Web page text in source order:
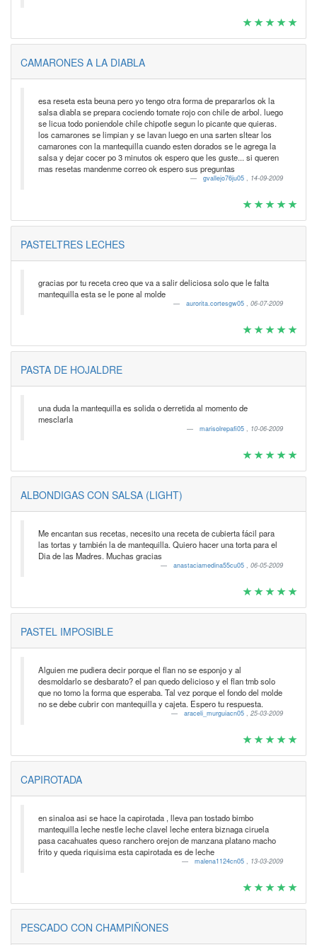
CAMARONES A LA DIABLA
esa reseta esta beuna pero yo tengo otra forma de prepararlos ok la
salsa diabla se prepara cociendo tomate rojo con chile de arbol. luego
se licua todo poniendole chile chipotle segun lo picante que quieras.
los camarones se limpian y se lavan luego en una sarten sltear los
camarones con la mantequilla cuando esten dorados se le agrega la
salsa y dejar cocer po 3 minutos ok espero que les guste... si queren
mas resetas mandenme correo ok espero sus preguntas
gvallejo76ju05 , 14-09-2009
PASTELTRES LECHES
gracias por tu receta creo que va a salir deliciosa solo que le falta
mantequilla esta se le pone al molde
aurorita.cortesgw05 , 06-07-2009
PASTA DE HOJALDRE
una duda la mantequilla es solida o derretida al momento de
mesclarla
marisolrepafi05 , 10-06-2009
ALBONDIGAS CON SALSA (LIGHT)
Me encantan sus recetas, necesito una receta de cubierta fácil para
las tortas y también la de mantequilla. Quiero hacer una torta para el
Dia de las Madres. Muchas gracias
anastaciamedina55cu05 , 06-05-2009
PASTEL IMPOSIBLE
Alguien me pudiera decir porque el flan no se esponjo y al
desmoldarlo se desbarato? el pan quedo delicioso y el flan tmb solo
que no tomo la forma que esperaba. Tal vez porque el fondo del molde
no se debe cubrir con mantequilla y cajeta. Espero tu respuesta.
araceli_murguiacn05 , 25-03-2009
CAPIROTADA
en sinaloa asi se hace la capirotada , lleva pan tostado bimbo
mantequilla leche nestle leche clavel leche entera biznaga ciruela
pasa cacahuates queso ranchero orejon de manzana platano macho
frito y queda riquisima esta capirotada es de leche
malena1124cn05 , 13-03-2009
PESCADO CON CHAMPIÑONES